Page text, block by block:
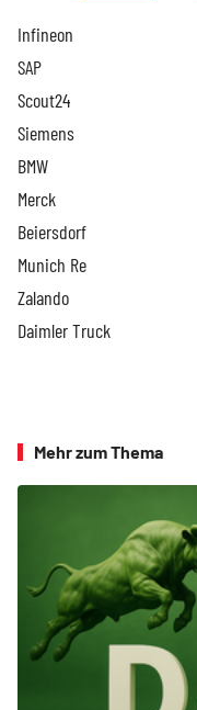
Infineon
SAP
Scout24
Siemens
BMW
Merck
Beiersdorf
Munich Re
Zalando
Daimler Truck
Mehr zum Thema